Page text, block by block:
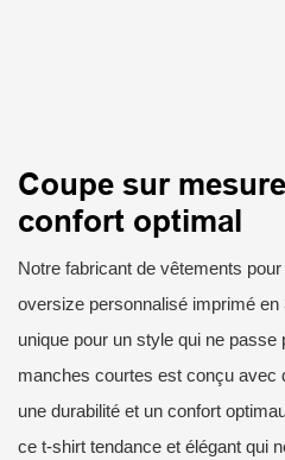
Coupe sur
confort optimal
Notre fabricant de vêtements
oversize personnalisé imprimé
unique pour un style qui ne
manches courtes est conçu avec
une durabilité et un confort
ce t-shirt tendance et élégant qui